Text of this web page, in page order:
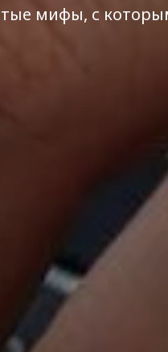
мифы, с